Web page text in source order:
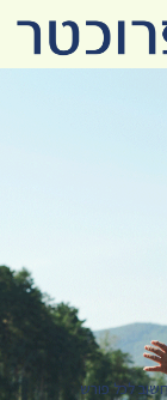
לכל פורש